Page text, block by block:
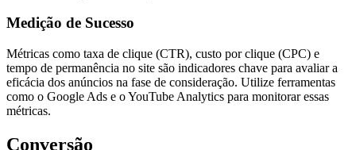
Medição de Sucesso
Métricas como taxa de clique (CTR), custo por clique (CPC) e
tempo de permanência no site são indicadores chave para avaliar a
eficácia dos anúncios na fase de consideração. Utilize ferramentas
como o Google Ads e o YouTube Analytics para monitorar essas
métricas.
Conversão